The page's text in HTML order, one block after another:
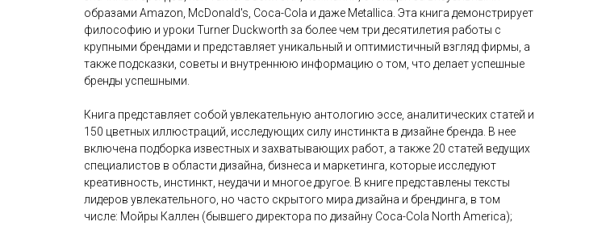
образами Amazon, McDonald's, Coca-Cola и даже Metallica. Эта книга демонстрирует
философию и уроки Turner Duckworth за более чем три десятилетия работы с
крупными брендами и представляет уникальный и оптимистичный взгляд фирмы, а
также подсказки, советы и внутреннюю информацию о том, что делает успешные
бренды успешными.
Книга представляет собой увлекательную антологию эссе, аналитических статей и
150 цветных иллюстраций, исследующих силу инстинкта в дизайне бренда. В нее
включена подборка известных и захватывающих работ, а также 20 статей ведущих
специалистов в области дизайна, бизнеса и маркетинга, которые исследуют
креативность, инстинкт, неудачи и многое другое. В книге представлены тексты
лидеров увлекательного, но часто скрытого мира дизайна и брендинга, в том
числе: Мойры Каллен (бывшего директора по дизайну Coca-Cola North America);